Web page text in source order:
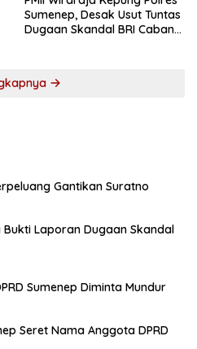
Sumenep, Desak Usut Tuntas
Dugaan Skandal BRI Cabang
Gantikan Suratno
Bukti Laporan Dugaan Skandal
Sumenep Diminta Mundur
Seret Nama Anggota DPRD